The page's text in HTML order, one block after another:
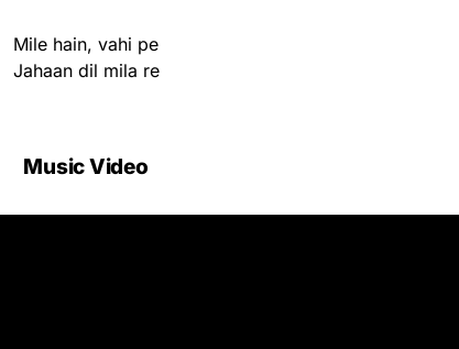
Mile hain, vahi pe
Jahaan dil mila re
Music Video